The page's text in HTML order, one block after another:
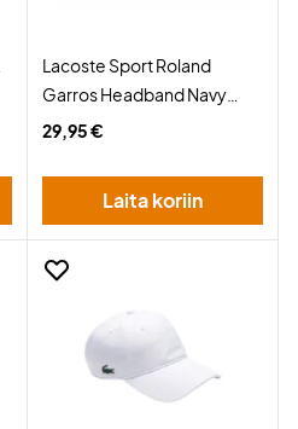
Lacoste Sport Roland
Garros Headband Navy
Blue/Yellow
29,95 €
Laita koriin